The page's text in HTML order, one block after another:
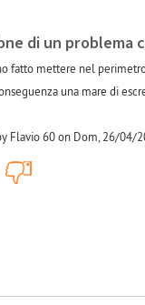
di un problema
fatto mettere nel
una mare di
Flavio 60 on Dom, 26/04/
+1